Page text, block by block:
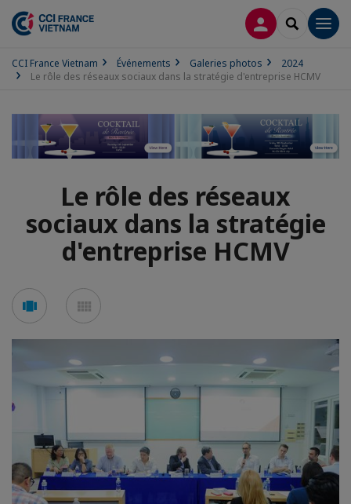
CONNEXION
CCI France Vietnam Événements Galeries photos
2024
Le rôle des réseaux sociaux dans la stratégie d'entreprise HCMV
Le rôle des réseaux
sociaux dans la stratégie
d'entreprise HCMV
Voir
en
en